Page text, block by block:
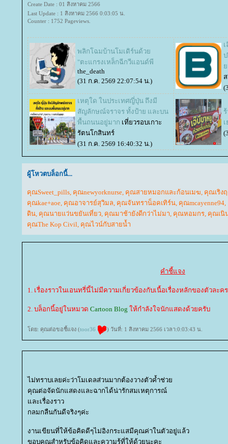
Create Date : 01 สิงหาคม 2566
Last Update : 1 สิงหาคม 2566 0:03:05 น.
Counter : 1752 Pageviews.
พลิกโฉมบ้านโมเดิร์นด้ว
"ตะแกรงเหล็กฉีกวีแอนด์พี
the_death
(31 ก.ค. 2569 22:07:54 น.)
เหตุใด ในประเทศญี่ปุ่น ถึงมี
สัญลักษณ์จราจร ทั้งป้าย และบน
พื้นถนนอยู่มาก เที่ยวรอบเกาะ
รัตนโกสินทร์
(31 ก.ค. 2569 16:40:32 น.)
ผู้โหวตบล็อกนี้...
คุณSweet_pills, คุณnewyorknurse, คุณสายหมอกและก้อนเมฆ, คุณเริง
คุณkae+aoe, คุณอาจารย์สุวิมล, คุณจันทราน็อคเทิร์น, คุณmcayenne94,
ดิน, คุณนายแว่นขยันเที่ยว, คุณมาช้ายังดีกว่าไม่มา, คุณหอมกร, คุณเนิ
คุณThe Kop Civil, คุณไวน์กับสายน้ำ
คำชี้แจง
1. เรื่องราวในเอนทรี่นี้ไม่มีความเกี่ยวข้องกับเนื้อเรื่องหลักของตัวละค
2. บล็อกนี้อยู่ในหมวด Cartoon Blog ห้กำลังใจนักแสดงด้วยครับ
ดย: คุณต่อขอชี้แจง (toor36 ) วันที่: 1 สิงหาคม 2566 เวลา:0:03:43 น.
ไม่ทราบเลยค่ะว่าโมเดลส่วนมากต้องวางตัวค้ำช่ว
คุณต่อจัดนักแสดงและฉากได้น่ารักสมเหตุการณ์
ละเรื่องราว
กลมกลืนกันดีจริงๆค่ะ
งานเขียนที่ให้ข้อคิดดีๆไม่อิงกระแสมีคุณค่าในตัวอยู่แล้ว
ขอบคุณสำหรับข้อคิดและความรู้ที่ให้ด้วยนะคะ